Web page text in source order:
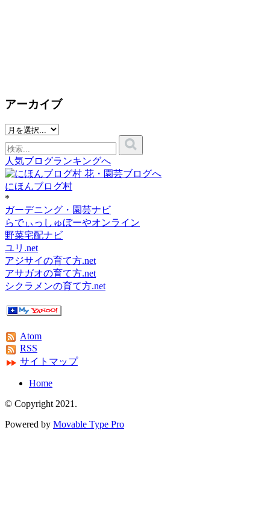
アーカイブ
人気ブログランキングへ
にほんブログ村
*
ガーデニング・園芸ナビ
らでぃっしゅぼーやオンライン
野菜宅配ナビ
ユリ.net
アジサイの育て方.net
アサガオの育て方.net
シクラメンの育て方.net
Atom
RSS
サイトマップ
Home
© Copyright 2021.
Powered by Movable Type Pro